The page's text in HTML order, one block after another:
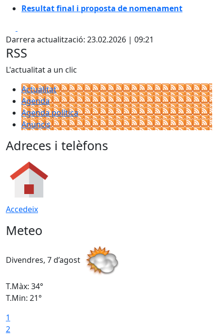
Resultat final i proposta de nomenament
Darrera actualització: 23.02.2026 | 09:21
RSS
L'actualitat a un clic
Actualitat
Agenda
Agenda política
Anuncis
Adreces i telèfons
Accedeix
Meteo
Divendres, 7 d’agost
T.Màx: 34°
T.Min: 21°
1
2